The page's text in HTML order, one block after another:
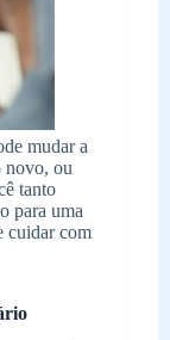
mudar a
novo, ou
tanto
para uma
cuidar com